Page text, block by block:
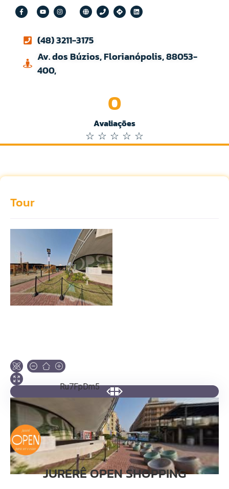
(48) 3211-3175
Av. dos Búzios, Florianópolis, 88053-
400,
Avaliações
0
☆ ☆ ☆ ☆ ☆
Tour
Ru7FpDm5
Sobre
JURERÊ OPEN SHOPPING